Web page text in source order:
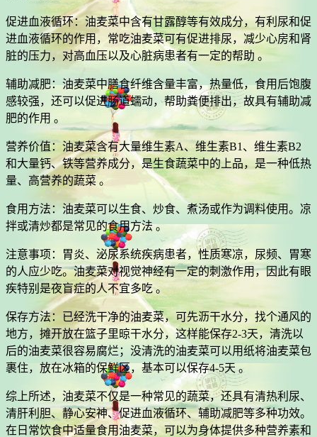
促进血液循环：油麦菜中含有甘露醇等有效成分，有利尿和促
进血液循环的作用，常吃油麦菜可有促进排尿，减少心房和肾
脏的压力，对高血压以及心脏病患者有一定的帮助 。
辅助减肥：油麦菜中膳食纤维含量丰富，热量低，食用后饱腹
感较强，还可以促进肠道蠕动，帮助粪便排出，故具有辅助减
肥的作用 。
营养价值：油麦菜含有大量维生素A、维生素B1、维生素B2
和大量钙、铁等营养成分，是生食蔬菜中的上品，是一种低热
量、高营养的蔬菜 。
食用方法：油麦菜可以生食、炒食、煮汤或作为调料使用。凉
拌或清炒都是常见的食用方法 。
注意事项：胃炎、泌尿系统疾病患者，性质寒凉，尿频、胃寒
的人应少吃。油麦菜对视觉神经有一定的刺激作用，因此有眼
疾特别是夜盲症的人不宜多吃 。
保存方法：已经洗干净的油麦菜，可先沥干水分，找个通风的
地方，摊开放在篮子里晾干水分，这样能保存2-3天，清洗以
后的油麦菜很容易腐烂；没清洗的油麦菜可以用纸将油麦菜包
裹住，放在冰箱的保鲜区，基本可以保存4-5天 。
综上所述，油麦菜不仅是一种常见的蔬菜，还具有清热利尿、
清肝利胆、静心安神、促进血液循环、辅助减肥等多种功效。
在日常饮食中适量食用油麦菜，可以为身体提供多种营养素和